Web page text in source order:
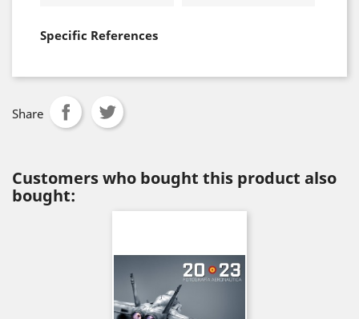
Specific References
Share
Customers who bought this product also
bought: